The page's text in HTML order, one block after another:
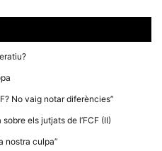
No vaig notar diferències”
sobre els jutjats de l’FCF (II)
nostra culpa”